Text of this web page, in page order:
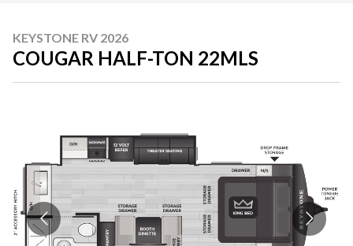
KEYSTONE RV 2026
COUGAR HALF-TON 22MLS